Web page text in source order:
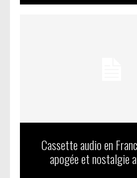
Cassette audio en
apogée et nostalgie